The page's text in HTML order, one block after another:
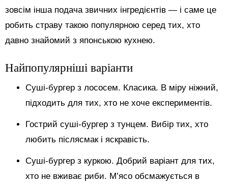
зовсім інша подача звичних інгредієнтів — і саме це
робить страву такою популярною серед тих, хто
давно знайомий з японською кухнею.
Найпопулярніші варіанти
Суші-бургер з лососем. Класика. В міру ніжний,
підходить для тих, хто не хоче експериментів.
Гострий суші-бургер з тунцем. Вибір тих, хто
любить післясмак і яскравість.
Суші-бургер з куркою. Добрий варіант для тих,
хто не вживає риби. М’ясо обсмажується в